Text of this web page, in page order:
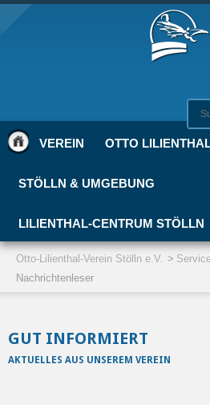
VEREIN OTTO
STÖLLN & UMGEBUNG
LILIENTHAL-CENTRUM STÖLLN
Otto-Lilienthal-Verein Stölln e.V.
Nachrichtenleser
GUT INFORMIERT
AKTUELLES AUS UNSEREM VEREIN